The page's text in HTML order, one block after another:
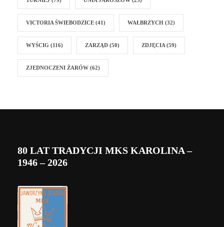
VICTORIA ŚWIEBODZICE (41) WAŁBRZYCH (32)
WYŚCIG (116) ZARZĄD (50) ZDJĘCIA (59)
ZJEDNOCZENI ŻARÓW (62)
80 LAT TRADYCJI MKS KAROLINA –
1946 – 2026